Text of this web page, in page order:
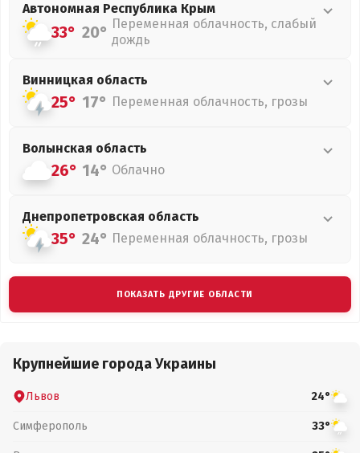
Автономная Республика Крым
33° 20° Переменная облачность, слабый
дождь
Винницкая область
25° 17° Переменная облачность, грозы
Волынская область
26° 14° Облачно
Днепропетровская область
35° 24° Переменная облачность, грозы
ПОКАЗАТЬ ДРУГИЕ ОБЛАСТИ
Крупнейшие города Украины
Львов 24°
Симферополь 33°